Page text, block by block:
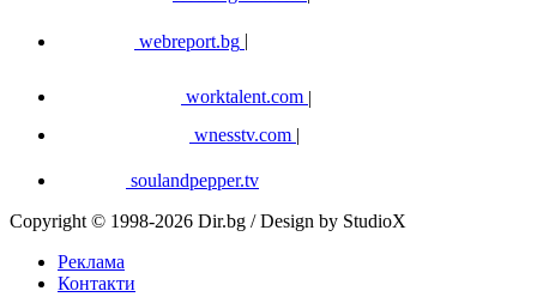
webreport.bg
worktalent.com |
wnesstv.com |
soulandpepper.tv
Copyright © 1998-2026 Dir.bg / Design by StudioX
Реклама
Контакти